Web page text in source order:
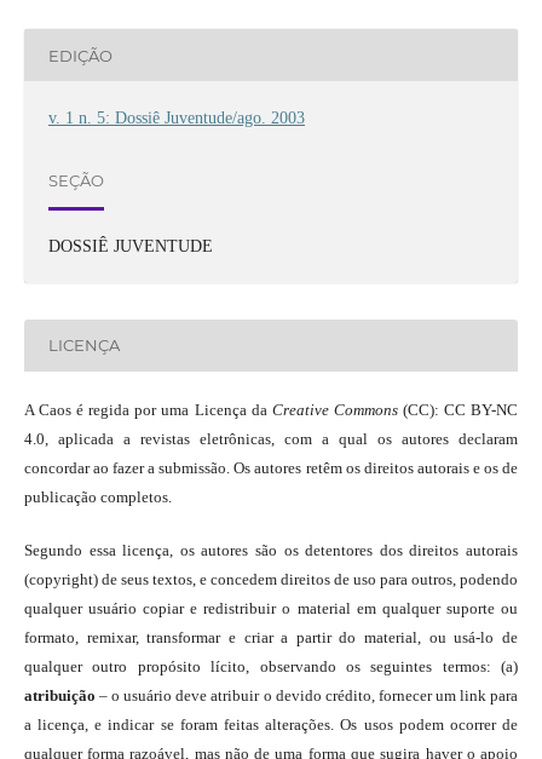
EDIÇÃO
v. 1 n. 5: Dossiê Juventude/ago. 2003
SEÇÃO
DOSSIÊ JUVENTUDE
LICENÇA
A Caos é regida por uma Licença da Creative Commons(CC): CC BY-NC
4.0, aplicada a revistas eletrônicas, com a qual os autores declaram
concordar ao fazer a submissão. Os autores retêm os direitos autorais e os de
publicação completos.
Segundo essa licença, os autores são os detentores dos direitos autorais
(copyright) de seus textos, e concedem direitos de uso para outros, podendo
qualquer usuário copiar e redistribuir o material em qualquer suporte ou
formato, remixar, transformar e criar a partir do material, ou usá-lo de
qualquer outro propósito lícito, observando os seguintes termos: (a)
atribuição – o usuário deve atribuir o devido crédito, fornecer um link para
a licença, e indicar se foram feitas alterações. Os usos podem ocorrer de
qualquer forma razoável, mas não de uma forma que sugira haver o apoio